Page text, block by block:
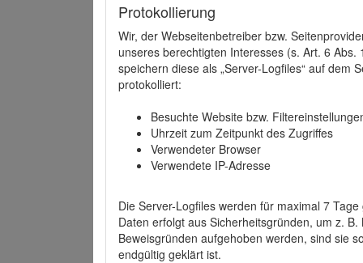
Protokollierung
Wir, der Webseitenbetreiber bzw.
unseres berechtigten Interesses (s. Art. 6
speichern diese als „Server-Logfiles“ auf dem
protokolliert:
Besuchte Website bzw.
Uhrzeit zum Zeitpunkt des Zugriffes
Verwendeter Browser
Verwendete IP-Adresse
Die Server-Logfiles werden für maximal 7
Daten erfolgt aus Sicherheitsgründen, um z.
Beweisgründen aufgehoben werden, sind sie
endgültig geklärt ist.